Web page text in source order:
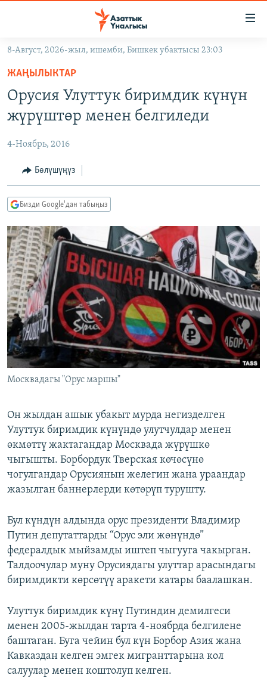
Навигацияга
өтүңүз
Издөөгө
салыңызКЫРГЫЗСТАН
ЭКОНОМИКА
МАДАНИЯТ
ДҮЙНӨ
БОРБОР АЗИЯ
УКРАИНА
АТАЙЫН ИЛИКТӨӨ
ТВ ПРОГРАММАЛАР
ЭКСПЕРТТЕР ТАЛДАЙТ
БИЗ ЖАНА ДҮЙНӨ
ДАНИСТЕ
ЭЖЕ-СИҢДИЛЕР
АЗАТТЫК+
ЫҢГАЙСЫЗ СУРООЛОР
ӨЗГӨЧӨ ПИКИР
Русский
ОНЛАЙН ШЕРИНЕ
ЭЕ/АРнун бардык сайттары
8-Август, 2026-жыл, ишемби, Бишкек убактысы 23:03
ЖАҢЫЛЫКТАР
Орусия Улуттук биримдик күнүн
жүрүштөр менен белгиледи
4-Ноябрь, 2016
Бөлүшүңүз
Бизди Google'дан табыңыз
Москвадагы "Орус маршы"
Он жылдан ашык убакыт мурда негизделген
Улуттук биримдик күнүндө улутчулдар менен
өкмөттү жактагандар Москвада жүрүшкө
чыгышты. Борбордук Тверская көчөсүнө
чогулгандар Орусиянын желегин жана ураандар
жазылган баннерлерди көтөрүп турушту.
Бул күндүн алдында орус президенти Владимир
Путин депутаттарды “Орус эли жөнүндө”
федералдык мыйзамды иштеп чыгууга чакырган.
Талдоочулар муну Орусиядагы улуттар арасындагы
биримдикти көрсөтүү аракети катары баалашкан.
Улуттук биримдик күнү Путиндин демилгеси
менен 2005-жылдан тарта 4-ноябрда белгилене
баштаган. Буга чейин бул күн Борбор Азия жана
Кавказдан келген эмгек мигранттарына кол
салуулар менен коштолуп келген.